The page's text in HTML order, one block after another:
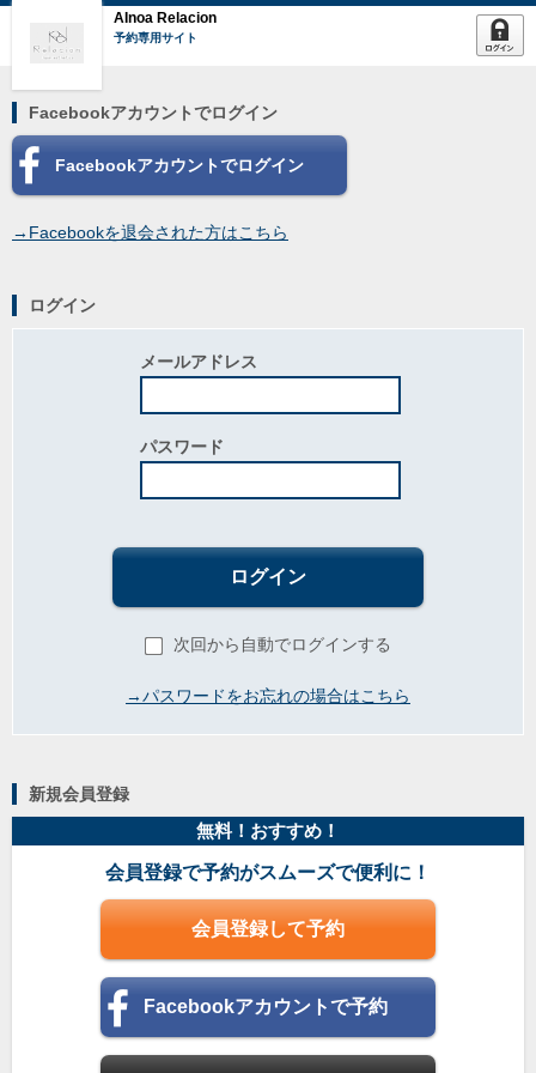
AInoa Relacion
予約専用サイト
Facebookアカウントでログイン
Facebookアカウントでログイン
→Facebookを退会された方はこちら
ログイン
メールアドレス
パスワード
ログイン
次回から自動でログインする
→パスワードをお忘れの場合はこちら
新規会員登録
無料！おすすめ！
会員登録で予約がスムーズで便利に！
会員登録して予約
Facebookアカウントで予約